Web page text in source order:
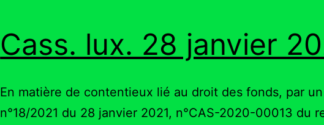
Cass. lux. 28 janvier
En matière de contentieux lié au droit des fonds, par
n°18/2021 du 28 janvier 2021, n°CAS-2020-00013 du